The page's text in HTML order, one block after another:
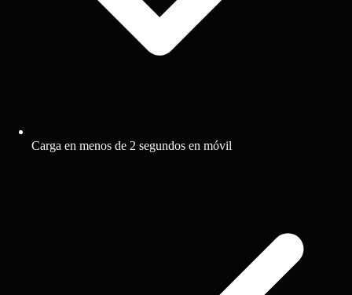
Carga en menos de 2 segundos en móvil